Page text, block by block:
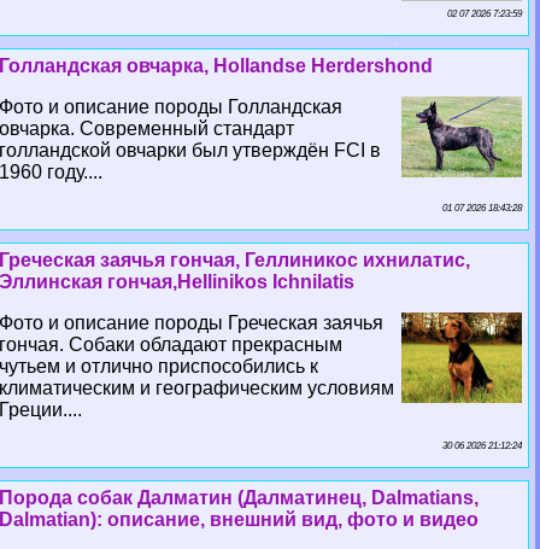
02 07 2026 7:23:59
Голландская овчарка, Hollandse Herdershond
Фото и описание породы Голландская
овчарка. Современный стандарт
голландской овчарки был утверждён FCI в
1960 году....
01 07 2026 18:43:28
Греческая заячья гончая, Геллиникос ихнилатис,
Эллинская гончая,Hellinikos Ichnilatis
Фото и описание породы Греческая заячья
гончая. Собаки обладают прекрасным
чутьем и отлично приспособились к
климатическим и географическим условиям
Греции....
30 06 2026 21:12:24
Порода собак Далматин (Далматинец, Dalmatians,
Dalmatian): описание, внешний вид, фото и видео